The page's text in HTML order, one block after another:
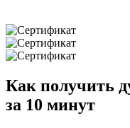
Как получить
за 10 минут